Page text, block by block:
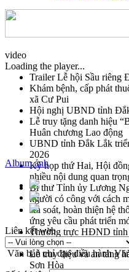
video
Loading the player...
Trailer Lễ hội Sầu riêng
Khám bệnh, cấp phát
xã Cư Pui
Hội nghị UBND tỉnh
Lễ truy tặng danh hiệu
Huân chương Lao động
UBND tỉnh Đắk Lắk
2026
Kỳ họp thứ Hai, Hội
nhiều nội dung quan
Bí thư Tỉnh ủy Lương
người có công với cách
Rà soát, hoàn thiện hệ
ứng yêu cầu phát triển
Thường trực HĐND tỉnh
y tế TP. Hồ Chí Minh
Lễ truy điệu và an táng
Sơn Hòa
Album ảnh
Liên kết web
Văn bản chỉ đạo điều hành